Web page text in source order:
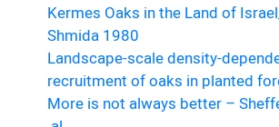
Kermes Oaks in the Land of
Shmida 1980
Landscape-scale density-
recruitment of oaks in planted
More is not always better –